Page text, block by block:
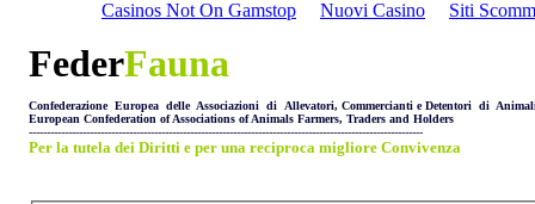
Casinos Not On Gamstop Nuovi Casino Siti
FederFauna
Confederazione Europea delle Associazioni di Allevatori, Commercianti e Detentori di
European Confederation of Associations of Animals Farmers, Traders and Holders
--------------------------------------------------------------------------------------------------------------
Per la tutela dei Diritti e per una reciproca migliore Convivenza